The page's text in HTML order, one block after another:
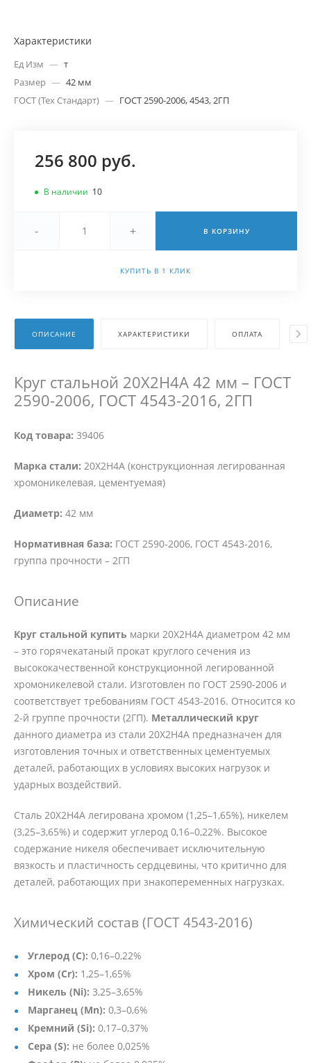
Характеристики
Ед Изм — т
Размер — 42 мм
ГОСТ (Тех Стандарт) — ГОСТ 2590-2006, 4543, 2ГП
256 800 руб.
В наличии 10
- + В КОРЗИНУ
КУПИТЬ В 1 КЛИК
ОПИСАНИЕ ХАРАКТЕРИСТИКИ ОПЛАТА
Круг стальной 20Х2Н4А 42 мм – ГОСТ
2590-2006, ГОСТ 4543-2016, 2ГП
Код товара: 39406
Марка стали: 20Х2Н4А (конструкционная легированная
хромоникелевая, цементуемая)
Диаметр: 42 мм
Нормативная база: ГОСТ 2590-2006, ГОСТ 4543-2016,
группа прочности – 2ГП
Описание
Круг стальной купить марки 20Х2Н4А диаметром 42 мм
– это горячекатаный прокат круглого сечения из
высококачественной конструкционной легированной
хромоникелевой стали. Изготовлен по ГОСТ 2590-2006 и
соответствует требованиям ГОСТ 4543-2016. Относится ко
2-й группе прочности (2ГП). Металлический круг
данного диаметра из стали 20Х2Н4А предназначен для
изготовления точных и ответственных цементуемых
деталей, работающих в условиях высоких нагрузок и
ударных воздействий.
Сталь 20Х2Н4А легирована хромом (1,25–1,65%), никелем
(3,25–3,65%) и содержит углерод 0,16–0,22%. Высокое
содержание никеля обеспечивает исключительную
вязкость и пластичность сердцевины, что критично для
деталей, работающих при знакопеременных нагрузках.
Химический состав (ГОСТ 4543-2016)
Углерод (C): 0,16–0,22%
Хром (Cr): 1,25–1,65%
Никель (Ni): 3,25–3,65%
Марганец (Mn): 0,3–0,6%
Кремний (Si): 0,17–0,37%
Сера (S): не более 0,025%